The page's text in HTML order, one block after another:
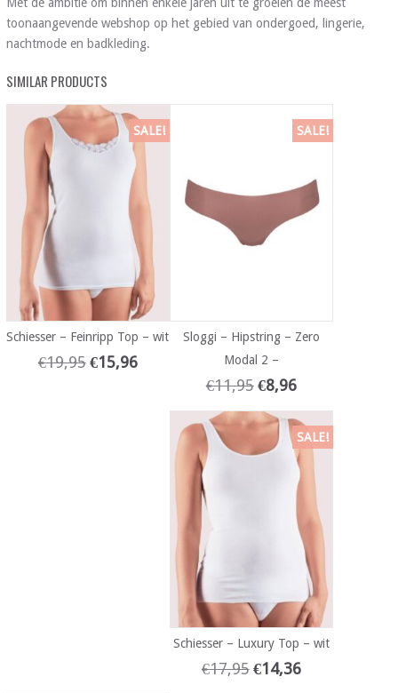
toonaangevende webshop op het gebied van ondergoed, lingerie,
nachtmode en badkleding.
SIMILAR PRODUCTS
SALE!
Schiesser – Feinripp Top – wit
€19,95 €15,96
SALE!
Sloggi – Hipstring – Zero
Modal 2 –
€11,95 €8,96
SALE!
Schiesser – Luxury Top – wit
€17,95 €14,36